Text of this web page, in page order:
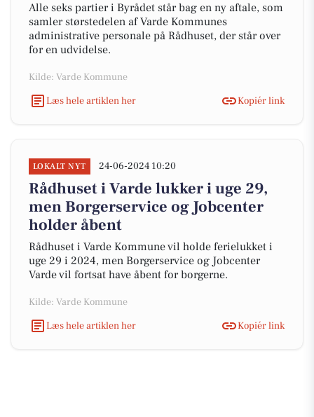
Alle seks partier i Byrådet står bag en ny aftale, som
samler størstedelen af Varde Kommunes
administrative personale på Rådhuset, der står over
for en udvidelse.
Kilde: Varde Kommune
Læs hele artiklen her
Kopiér link
LOKALT NYT 24-06-2024 10:20
Rådhuset i Varde lukker i uge 29,
men Borgerservice og Jobcenter
holder åbent
Rådhuset i Varde Kommune vil holde ferielukket i
uge 29 i 2024, men Borgerservice og Jobcenter
Varde vil fortsat have åbent for borgerne.
Kilde: Varde Kommune
Læs hele artiklen her
Kopiér link